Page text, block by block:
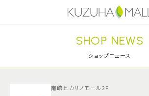
年中無休平 日：10:00~20:00
※店舗により異なる
ショップガイド
SHOP NEWS
ショップニュース
南館ヒカリノモール2F